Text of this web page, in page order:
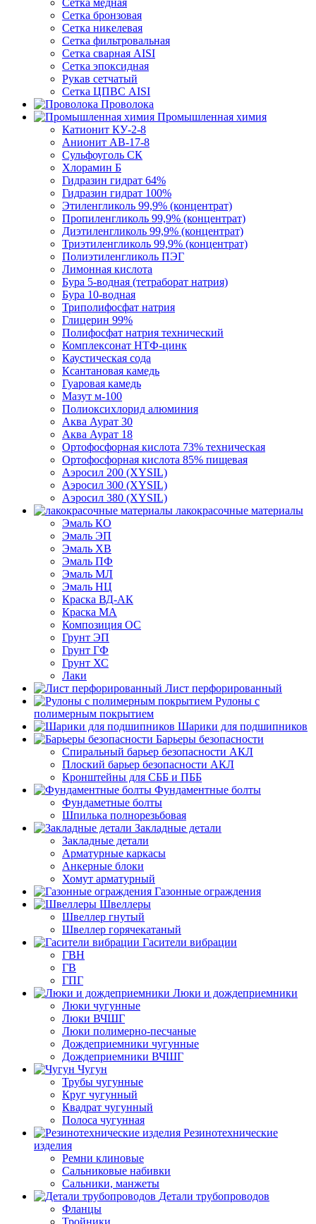
Сетка бронзовая
Сетка никелевая
Сетка фильтровальная
Сетка сварная AISI
Сетка эпоксидная
Рукав сетчатый
Сетка ЦПВС AISI
Проволока
Промышленная химия
Катионит КУ-2-8
Анионит АВ-17-8
Сульфоуголь СК
Хлорамин Б
Гидразин гидрат 64%
Гидразин гидрат 100%
Этиленгликоль 99,9% (концентрат)
Пропиленгликоль 99,9% (концентрат)
Диэтиленгликоль 99,9% (концентрат)
Триэтиленгликоль 99,9% (концентрат)
Полиэтиленгликоль ПЭГ
Лимонная кислота
Бура 5-водная (тетраборат натрия)
Бура 10-водная
Триполифосфат натрия
Глицерин 99%
Полифосфат натрия технический
Комплексонат НТФ-цинк
Каустическая сода
Ксантановая камедь
Гуаровая камедь
Мазут м-100
Полиоксихлорид алюминия
Аква Аурат 30
Аква Аурат 18
Ортофосфорная кислота 73% техническая
Ортофосфорная кислота 85% пищевая
Аэросил 200 (XYSIL)
Аэросил 300 (XYSIL)
Аэросил 380 (XYSIL)
лакокрасочные материалы
Эмаль КО
Эмаль ЭП
Эмаль ХВ
Эмаль ПФ
Эмаль МЛ
Эмаль НЦ
Краска ВД-АК
Краска МА
Композиция ОС
Грунт ЭП
Грунт ГФ
Грунт ХС
Лаки
Лист перфорированный
Рулоны с
полимерным покрытием
Шарики для подшипников
Барьеры безопасности
Спиральный барьер безопасности АКЛ
Плоский барьер безопасности АКЛ
Кронштейны для СББ и ПББ
Фундаментные болты
Фундаметные болты
Шпилька полнорезьбовая
Закладные детали
Закладные детали
Арматурные каркасы
Анкерные блоки
Хомут арматурный
Газонные ограждения
Швеллеры
Швеллер гнутый
Швеллер горячекатаный
Гасители вибрации
ГВН
ГВ
ГПГ
Люки и дождеприемники
Люки чугунные
Люки ВЧШГ
Люки полимерно-песчаные
Дождеприемники чугунные
Дождеприемники ВЧШГ
Чугун
Трубы чугунные
Круг чугунный
Квадрат чугунный
Полоса чугунная
Резинотехнические
изделия
Ремни клиновые
Сальниковые набивки
Сальники, манжеты
Детали трубопроводов
Фланцы
Тройники